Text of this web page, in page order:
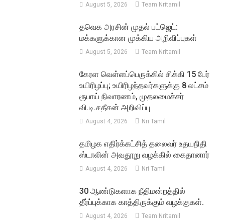
August 5, 2026 Team Nritamil
தவெக அரசின் முதல் பட்ஜெட்:
மக்களுக்கான முக்கிய அறிவிப்புகள்
August 5, 2026 Team Nritamil
கேரள வெள்ளப்பெருக்கில் சிக்கி 15 பேர்
உயிரிழப்பு; உயிரிழந்தவர்களுக்கு 8 லட்சம்
ரூபாய் நிவாரணம், முதலமைச்சர்
வி.டி.சதீசன் அறிவிப்பு
August 4, 2026 Nri Tamil
தமிழக எதிர்க்கட்சித் தலைவர் உதயநிதி
ஸ்டாலின் அவதூறு வழக்கில் கைதானார்
August 4, 2026 Nri Tamil
30 ஆண்டுகளாக நீதிமன்றத்தில்
தீர்ப்புக்காக காத்திருக்கும் வழக்குகள்.
August 4, 2026 Team Nritamil